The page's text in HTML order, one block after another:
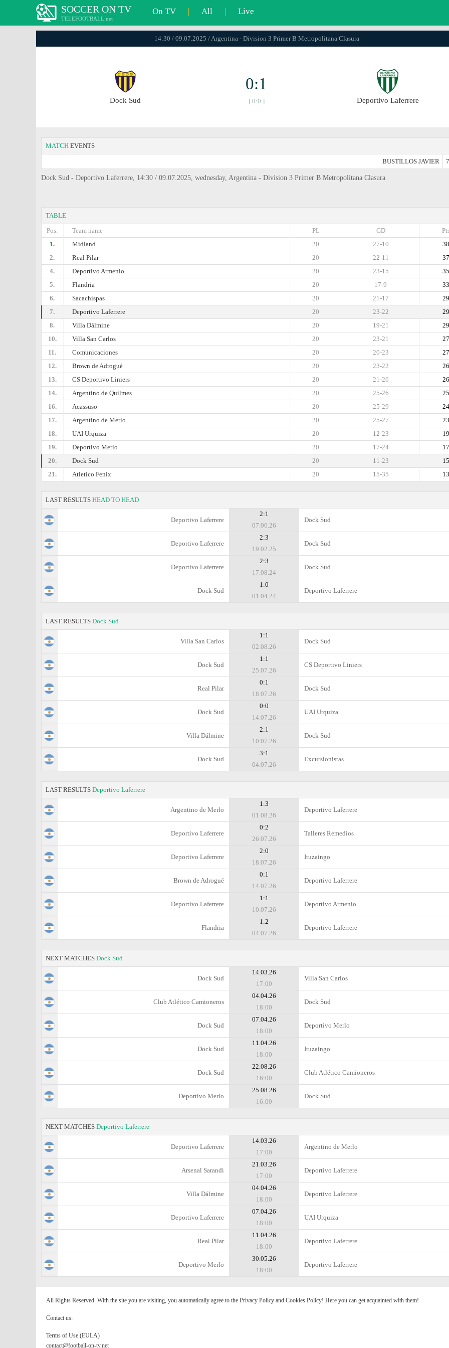
SOCCER ON TV
TELEFOOTBALL.net
On TV | All | Live
14:30 / 09.07.2025 / Argentina - Division 3 Primer B Metropolitana Clasura
Dock Sud
0:1
[ 0:0 ] Deportivo Laferrere
MATCH EVENTS
BUSTILLOS JAVIER
Dock Sud - Deportivo Laferrere, 14:30 / 09.07.2025, wednesday, Argentina - Division 3 Primer B Metropolitana Clasura
TABLE
Pos.
Team name GD
PL
1.
Midland 38
27-10
20
2.
Real Pilar 37
22-11
20
4.
Deportivo Armenio 35
23-15
20
5.
Flandria 33
17-9
20
6.
Sacachispas 29
21-17
20
7.
Deportivo Laferrere 29
23-22
20
8.
Villa Dálmine 29
19-21
20
10.
Villa San Carlos 27
23-21
20
11.
Comunicaciones 27
20-23
20
12.
Brown de Adrogué 26
23-22
20
13.
CS Deportivo Liniers 26
21-26
20
14.
Argentino de Quilmes 25
25-26
20
16.
Acassuso 24
25-29
20
17.
Argentino de Merlo 23
25-27
20
18.
UAI Urquiza 19
12-23
20
19.
Deportivo Merlo 17
17-24
20
20.
Dock Sud 15
11-23
20
21.
Atletico Fenix 13
15-35
20
LAST RESULTS HEAD TO HEAD
Deportivo Laferrere
2:1
07.06.26
Dock Sud
Deportivo Laferrere
2:3
19.02.25
Dock Sud
Deportivo Laferrere
2:3
17.08.24
Dock Sud
Dock Sud
1:0
01.04.24
Deportivo Laferrere
LAST RESULTS Dock Sud
Villa San Carlos
1:1
02.08.26
Dock Sud
Dock Sud
1:1
25.07.26
CS Deportivo Liniers
Real Pilar
0:1
18.07.26
Dock Sud
Dock Sud
0:0
14.07.26
UAI Urquiza
Villa Dálmine
2:1
10.07.26
Dock Sud
Dock Sud
3:1
04.07.26
Excursionistas
LAST RESULTS Deportivo Laferrere
Argentino de Merlo
1:3
01.08.26
Deportivo Laferrere
Deportivo Laferrere
0:2
26.07.26
Talleres Remedios
Deportivo Laferrere
2:0
18.07.26
Ituzaingo
Brown de Adrogué
0:1
14.07.26
Deportivo Laferrere
Deportivo Laferrere
1:1
10.07.26
Deportivo Armenio
Flandria
1:2
04.07.26
Deportivo Laferrere
NEXT MATCHES Dock Sud
Dock Sud
14.03.26
17:00
Villa San Carlos
Club Atlético Camioneros
04.04.26
18:00
Dock Sud
Dock Sud
07.04.26
18:00
Deportivo Merlo
Dock Sud
11.04.26
18:00
Ituzaingo
Dock Sud
22.08.26
16:00
Club Atlético Camioneros
Deportivo Merlo
25.08.26
16:00
Dock Sud
NEXT MATCHES Deportivo Laferrere
Deportivo Laferrere
14.03.26
17:00
Argentino de Merlo
Arsenal Sarandi
21.03.26
17:00
Deportivo Laferrere
Villa Dálmine
04.04.26
18:00
Deportivo Laferrere
Deportivo Laferrere
07.04.26
18:00
UAI Urquiza
Real Pilar
11.04.26
18:00
Deportivo Laferrere
Deportivo Merlo
30.05.26
18:00
Deportivo Laferrere
All Rights Reserved. With the site you are visiting, you automatically agree to the Privacy Policy and Cookies Policy! Here you can get acquainted with them!
Contact us:
Terms of Use (EULA)
contact@football-on-tv.net